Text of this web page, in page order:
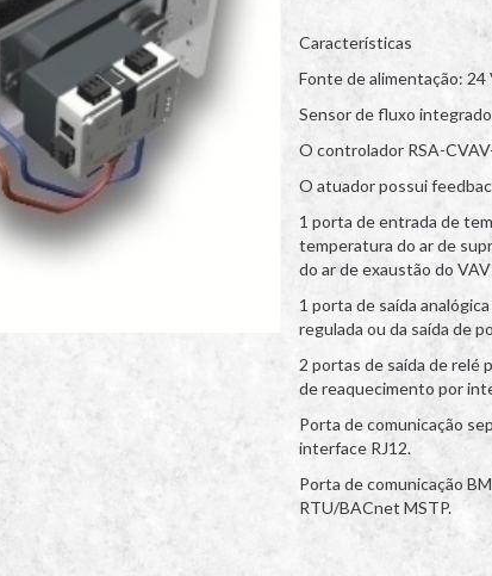
Características
Fonte de alimentação: 24
Sensor de fluxo
O controlador RSA-
O atuador possui
1 porta de entrada de
temperatura do ar de
do ar de exaustão do
1 porta de saída
regulada ou da saída de
2 portas de saída de relé
de reaquecimento por
Porta de comunicação
interface RJ12.
Porta de comunicação
RTU/BACnet MSTP.